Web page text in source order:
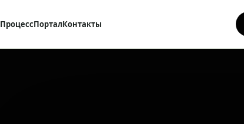
ПроцессПорталКонтакты